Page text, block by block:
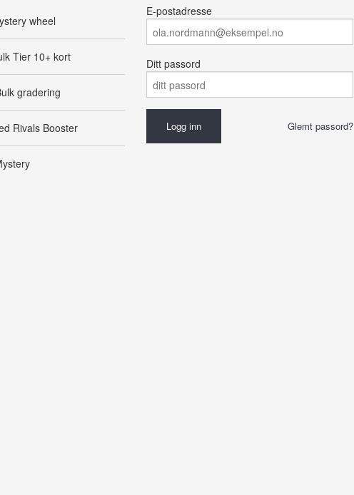
wheel
Tier 10+ kort
gradering
Rivals Booster
E-postadresse
Ditt passord
Glemt passord?